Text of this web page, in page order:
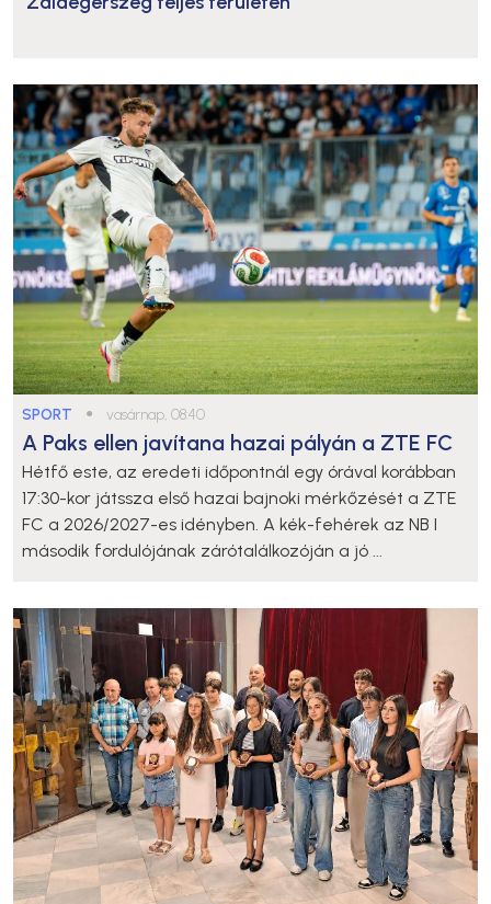
SPORT ● vasárnap, 08:40
A Paks ellen javítana hazai pályán a ZTE FC
Hétfő este, az eredeti időpontnál egy órával korábban
17:30-kor játssza első hazai bajnoki mérkőzését a ZTE
FC a 2026/2027-es idényben. A kék-fehérek az NB I
második fordulójának zárótalálkozóján a jó ...